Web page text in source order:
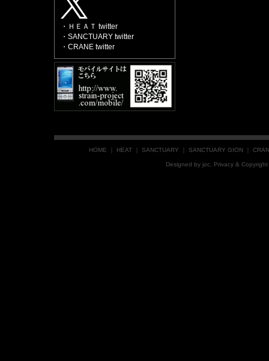
・ＨＥＡＴ twitter
・SANCTUARY twitter
・CRANE twitter
HOME HEAT SANCTUARY SANCTUARY GION
Designed by joc . Privacy &